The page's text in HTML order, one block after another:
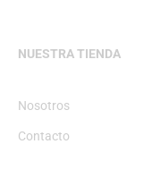
NUESTRA TIENDA
Nosotros
Contacto